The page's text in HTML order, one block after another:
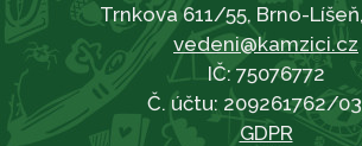
Trnkova 611/55, Brno-
vedeni@kamzici.cz
IČ: 75076772
Č. účtu: 209261762/
GDPR